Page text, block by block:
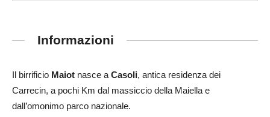
Informazioni
Il birrificio Maiot nasce a Casoli, antica residenza dei
Carrecin, a pochi Km dal massiccio della Maiella e
dall’omonimo parco nazionale.